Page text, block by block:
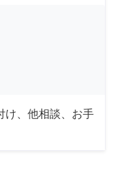
、他相談、お手